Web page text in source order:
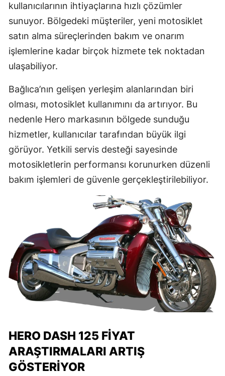
kullanıcılarının ihtiyaçlarına hızlı çözümler
sunuyor. Bölgedeki müşteriler, yeni motosiklet
satın alma süreçlerinden bakım ve onarım
işlemlerine kadar birçok hizmete tek noktadan
ulaşabiliyor.
Bağlıca’nın gelişen yerleşim alanlarından biri
olması, motosiklet kullanımını da artırıyor. Bu
nedenle Hero markasının bölgede sunduğu
hizmetler, kullanıcılar tarafından büyük ilgi
görüyor. Yetkili servis desteği sayesinde
motosikletlerin performansı korunurken düzenli
bakım işlemleri de güvenle gerçekleştirilebiliyor.
HERO DASH 125 FIYAT
ARAŞTIRMALARI ARTIŞ
GÖSTERIYOR